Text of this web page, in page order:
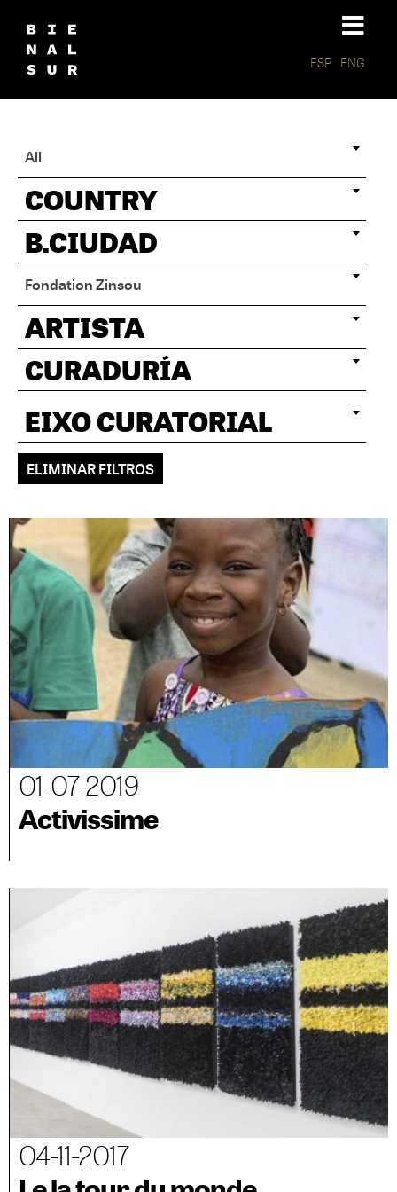
ESP ENG
All
COUNTRY
B.CIUDAD
Fondation Zinsou
ARTISTA
CURADURÍA
EIXO CURATORIAL
ELIMINAR FILTROS
01-07-2019
Activissime
04-11-2017